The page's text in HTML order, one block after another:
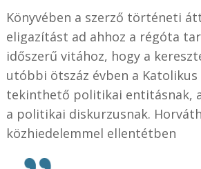
Könyvében a szerző történeti
eligazítást ad ahhoz a régóta
időszerű vitához, hogy a
utóbbi ötszáz évben a Katolikus
tekinthető politikai entitásnak,
a politikai diskurzusnak.
közhiedelemmel ellentétben